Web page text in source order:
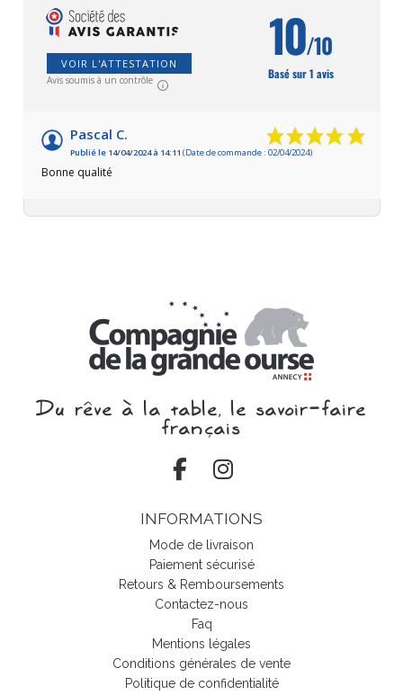
VOIR L'ATTESTATION
Avis soumis à un contrôle
10/10
Basé sur 1 avis
Pascal C.
Publié le 14/04/2024 à 14:11 (Date de commande : 02/04/2024)
Bonne qualité
Du rêve à la table, le savoir‑faire
français
INFORMATIONS
Mode de livraison
Paiement sécurisé
Retours & Remboursements
Contactez-nous
Faq
Mentions légales
Conditions générales de vente
Politique de confidentialité